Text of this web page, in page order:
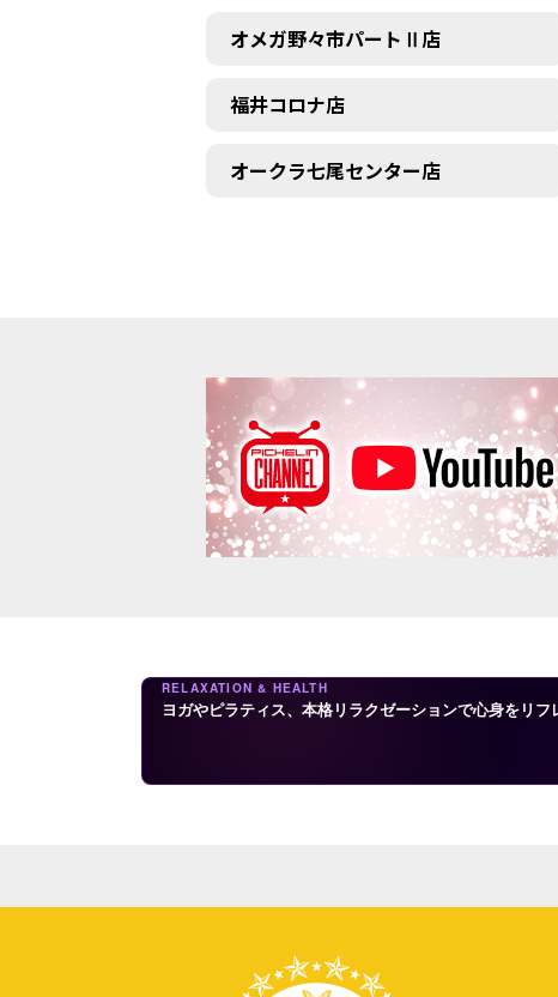
オメガ野々市パートⅡ店
福井コロナ店
オークラ七尾センター店
RELAXATION & HEALTH
ヨガやピラティス、本格リラクゼーションで心身をリフ